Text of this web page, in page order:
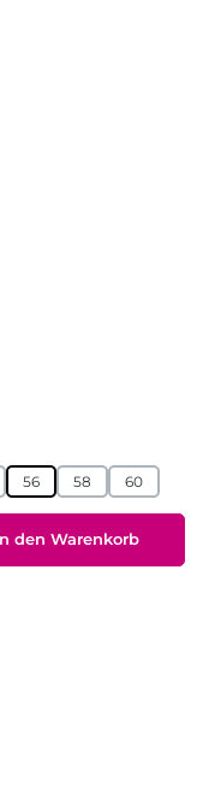
56 58 60
oder benutze die
den Warenkorb